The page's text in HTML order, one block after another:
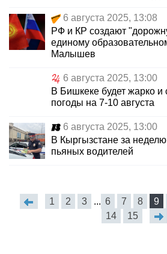
6 августа 2025, 13:08
РФ и КР создают
единому
Малышев
6 августа 2025, 13:00
В Бишкеке будет жарко и
погоды на 7-10 августа
6 августа 2025, 13:00
В Кыргызстане за
пьяных водителей
1 2 3 ... 6 7 8 9
14
15